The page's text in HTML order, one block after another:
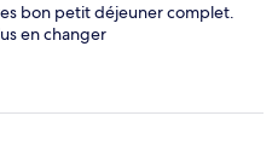
bon petit déjeuner complet.
en changer